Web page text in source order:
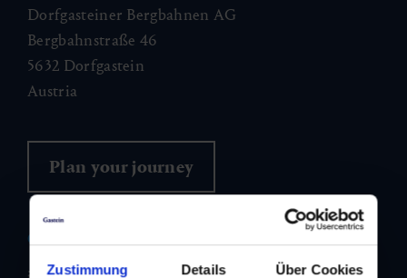
Zustimmung Details Über Cookies
Dorfgasteiner Bergbahnen AG
Bergbahnstraße 46
5632 Dorfgastein
Austria
Plan your journey
Contact us